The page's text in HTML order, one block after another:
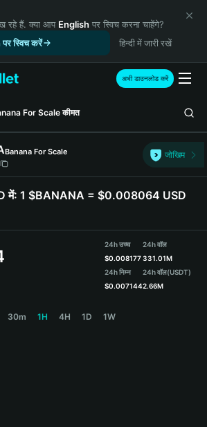
रहे हैं. क्या आप English पर स्विच करना चाहेंगे?
स्विच करें
हिन्दी में जारी रखें
अभी डाउनलोड करें
For Scale कीमत
Banana For Scale
जोखिम
में: 1 $BANANA = $0.008064 USD
24h उच्च
$0.008177
24h निम्न
$0.007144
24h वॉल
331.01M
24h वॉल(USDT)
2.66M
30m 1H 4H 1D 1W